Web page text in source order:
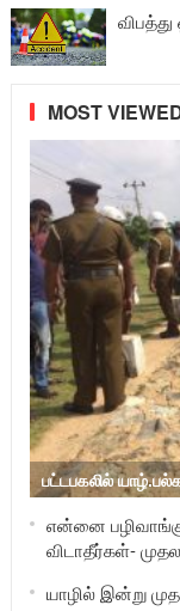
MOST
பட்டபகலில்
என்னை
விடாதீர்கள்-
யாழில் இன்று